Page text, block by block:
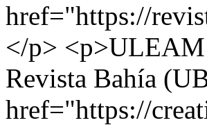
href="https://
</p>
Revista Bahía
href="https://